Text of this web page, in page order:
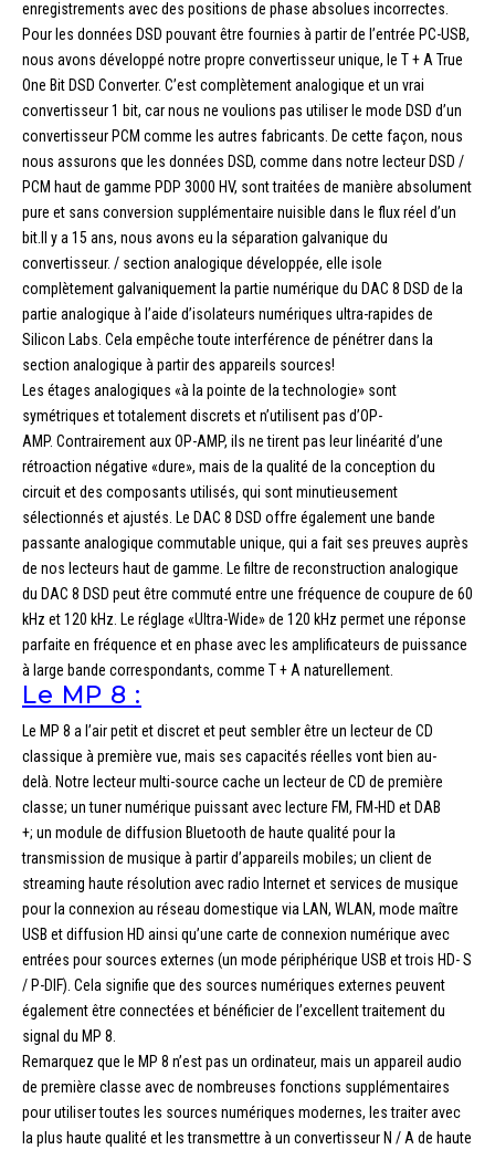
enregistrements avec des positions de phase absolues incorrectes.
Pour les données DSD pouvant être fournies à partir de l’entrée PC-USB,
nous avons développé notre propre convertisseur unique, le T + A True
One Bit DSD Converter. C’est complètement analogique et un vrai
convertisseur 1 bit, car nous ne voulions pas utiliser le mode DSD d’un
convertisseur PCM comme les autres fabricants. De cette façon, nous
nous assurons que les données DSD, comme dans notre lecteur DSD /
PCM haut de gamme PDP 3000 HV, sont traitées de manière absolument
pure et sans conversion supplémentaire nuisible dans le flux réel d’un
bit.Il y a 15 ans, nous avons eu la séparation galvanique du
convertisseur. / section analogique développée, elle isole
complètement galvaniquement la partie numérique du DAC 8 DSD de la
partie analogique à l’aide d’isolateurs numériques ultra-rapides de
Silicon Labs. Cela empêche toute interférence de pénétrer dans la
section analogique à partir des appareils sources!
Les étages analogiques «à la pointe de la technologie» sont
symétriques et totalement discrets et n’utilisent pas d’OP-
AMP. Contrairement aux OP-AMP, ils ne tirent pas leur linéarité d’une
rétroaction négative «dure», mais de la qualité de la conception du
circuit et des composants utilisés, qui sont minutieusement
sélectionnés et ajustés. Le DAC 8 DSD offre également une bande
passante analogique commutable unique, qui a fait ses preuves auprès
de nos lecteurs haut de gamme. Le filtre de reconstruction analogique
du DAC 8 DSD peut être commuté entre une fréquence de coupure de 60
kHz et 120 kHz. Le réglage «Ultra-Wide» de 120 kHz permet une réponse
parfaite en fréquence et en phase avec les amplificateurs de puissance
à large bande correspondants, comme T + A naturellement.
Le MP 8 :
Le MP 8 a l’air petit et discret et peut sembler être un lecteur de CD
classique à première vue, mais ses capacités réelles vont bien au-
delà. Notre lecteur multi-source cache un lecteur de CD de première
classe; un tuner numérique puissant avec lecture FM, FM-HD et DAB
+; un module de diffusion Bluetooth de haute qualité pour la
transmission de musique à partir d’appareils mobiles; un client de
streaming haute résolution avec radio Internet et services de musique
pour la connexion au réseau domestique via LAN, WLAN, mode maître
USB et diffusion HD ainsi qu’une carte de connexion numérique avec
entrées pour sources externes (un mode périphérique USB et trois HD- S
/ P-DIF). Cela signifie que des sources numériques externes peuvent
également être connectées et bénéficier de l’excellent traitement du
signal du MP 8.
Remarquez que le MP 8 n’est pas un ordinateur, mais un appareil audio
de première classe avec de nombreuses fonctions supplémentaires
pour utiliser toutes les sources numériques modernes, les traiter avec
la plus haute qualité et les transmettre à un convertisseur N / A de haute